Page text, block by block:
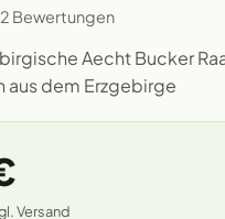
2 Bewertungen
Aecht Bucker
aus dem Erzgebirge
Versand